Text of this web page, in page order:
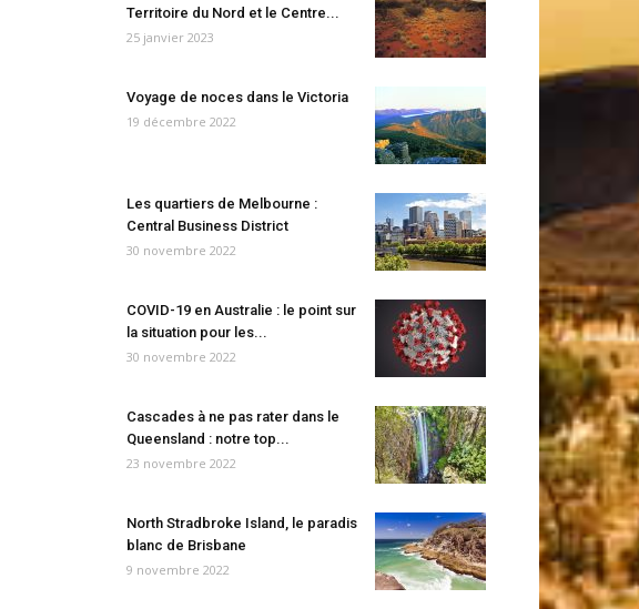
Territoire du Nord et le Centre...
25 janvier 2023
Voyage de noces dans le Victoria
19 décembre 2022
Les quartiers de Melbourne :
Central Business District
30 novembre 2022
COVID-19 en Australie : le point sur
la situation pour les...
30 novembre 2022
Cascades à ne pas rater dans le
Queensland : notre top...
23 novembre 2022
North Stradbroke Island, le paradis
blanc de Brisbane
9 novembre 2022